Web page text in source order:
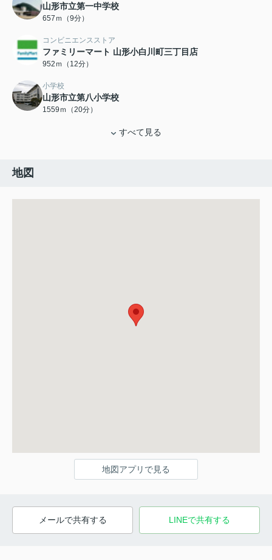
山形市立第一中学校
657ｍ（9分）
コンビニエンスストア
ファミリーマート 山形小白川町三丁目店
952ｍ（12分）
小学校
山形市立第八小学校
1559ｍ（20分）
すべて見る
地図
地図アプリで見る
メールで共有する LINEで共有する